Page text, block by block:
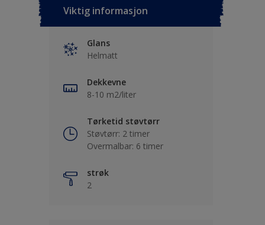
Viktig informasjon
Glans
Helmatt
Dekkevne
8-10 m2/liter
Tørketid støvtørr
Støvtørr: 2 timer
Overmalbar: 6 timer
strøk
2